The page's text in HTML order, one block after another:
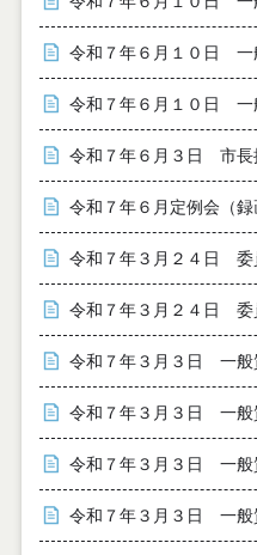
令和７年６月１０日 一
令和７年６月１０日 一
令和７年６月３日 市長
令和７年６月定例会（録
令和７年３月２４日 委
令和７年３月２４日 委
令和７年３月３日 一般
令和７年３月３日 一般
令和７年３月３日 一般
令和７年３月３日 一般